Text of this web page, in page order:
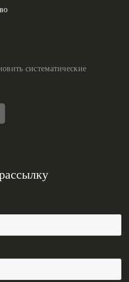
систематические